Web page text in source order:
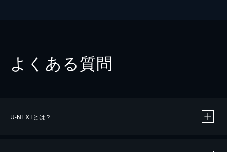
よくある質問
U-NEXTとは？